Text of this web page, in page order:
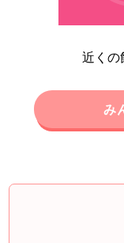
近くの
み